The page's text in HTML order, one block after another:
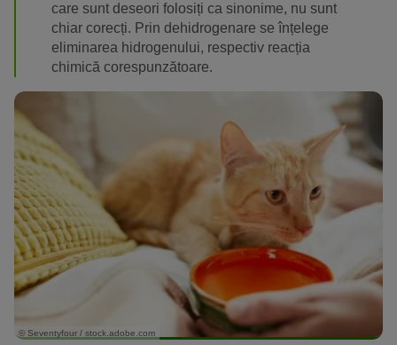
care sunt deseori folosiți ca sinonime, nu sunt
chiar corecți. Prin dehidrogenare se înțelege
eliminarea hidrogenului, respectiv reacția
chimică corespunzătoare.
© Seventyfour / stock.adobe.com